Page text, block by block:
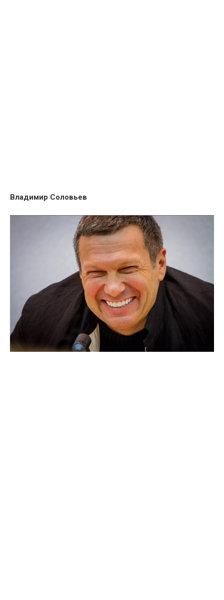
Владимир Соловьев